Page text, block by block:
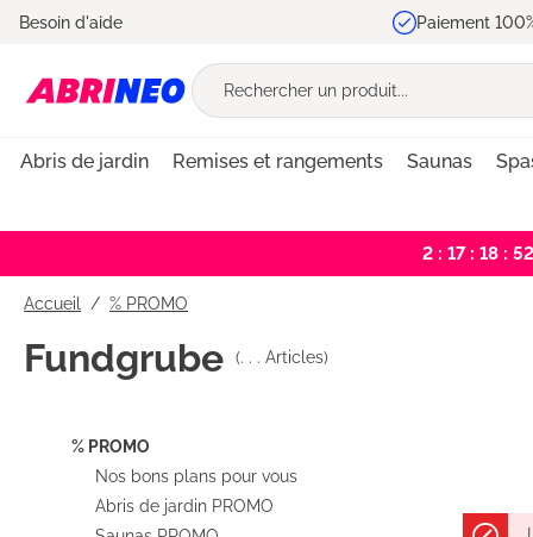
Passer à la navigation principale
Besoin d'aide Paiement
Abris de jardin Remises et rangements Saunas
2 : 17 : 18 : 51
Accueil % PROMO
Fundgrube (. . . Articles)
% PROMO
Nos bons plans pour vous
Abris de jardin PROMO